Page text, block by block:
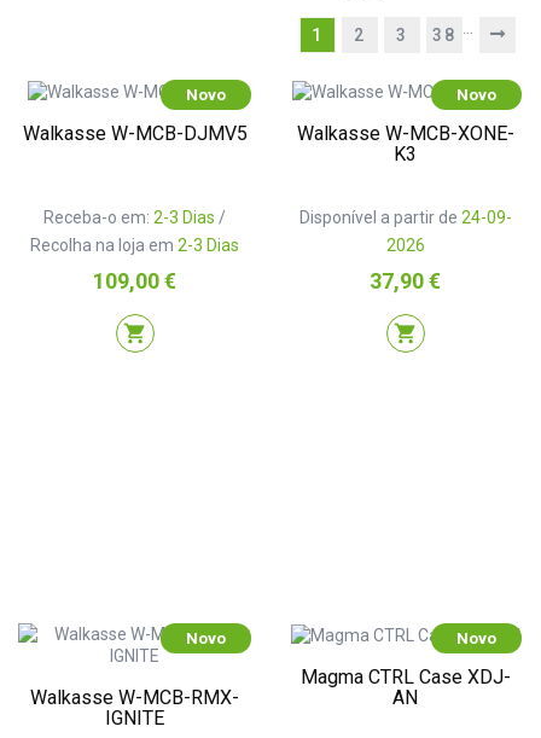
1 2 3 38
Novo
Walkasse W-MCB-DJMV5
Receba-o em: 2-3 Dias /
Recolha na loja em 2-3 Dias
Preço
109,00 €
shopping_cart
Novo
Walkasse W-MCB-XONE-
K3
Disponível a partir de 24-09-
2026
Preço
37,90 €
shopping_cart
Novo
Walkasse W-MCB-RMX-
IGNITE
Novo
Magma CTRL Case XDJ-
AN